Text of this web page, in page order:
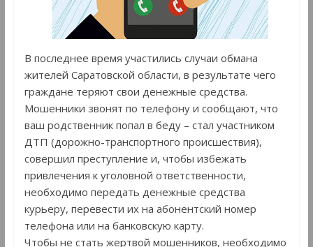
В последнее время участились случаи обмана
жителей Саратовской области, в результате чего
граждане теряют свои денежные средства.
Мошенники звонят по телефону и сообщают, что
ваш родственник попал в беду – стал участником
ДТП (дорожно-транспортного происшествия),
совершил преступление и, чтобы избежать
привлечения к уголовной ответственности,
необходимо передать денежные средства
курьеру, перевести их на абонентский номер
телефона или на банковскую карту.
Чтобы не стать жертвой мошенников, необходимо